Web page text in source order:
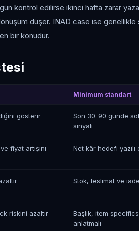
kontrol edilirse ikinci hafta zarar
düşer. INAD case ise
bir konudur.
Minimum standart
gösterir
Son 30-90 günde
sinyali
fiyat artışını
Net kâr hedefi yazılı
Stok, teslimat ve
riskini azaltır
Başlık, item
anlatmalı